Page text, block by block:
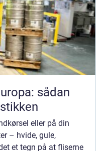
sådan
eller på din
– hvide, gule,
et tegn på at fliserne